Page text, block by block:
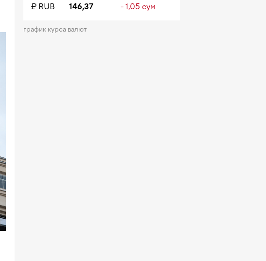
₽ RUB
146,37 - 1,05 сум
график курса валют